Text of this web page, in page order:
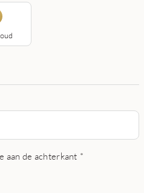
aan de achterkant *